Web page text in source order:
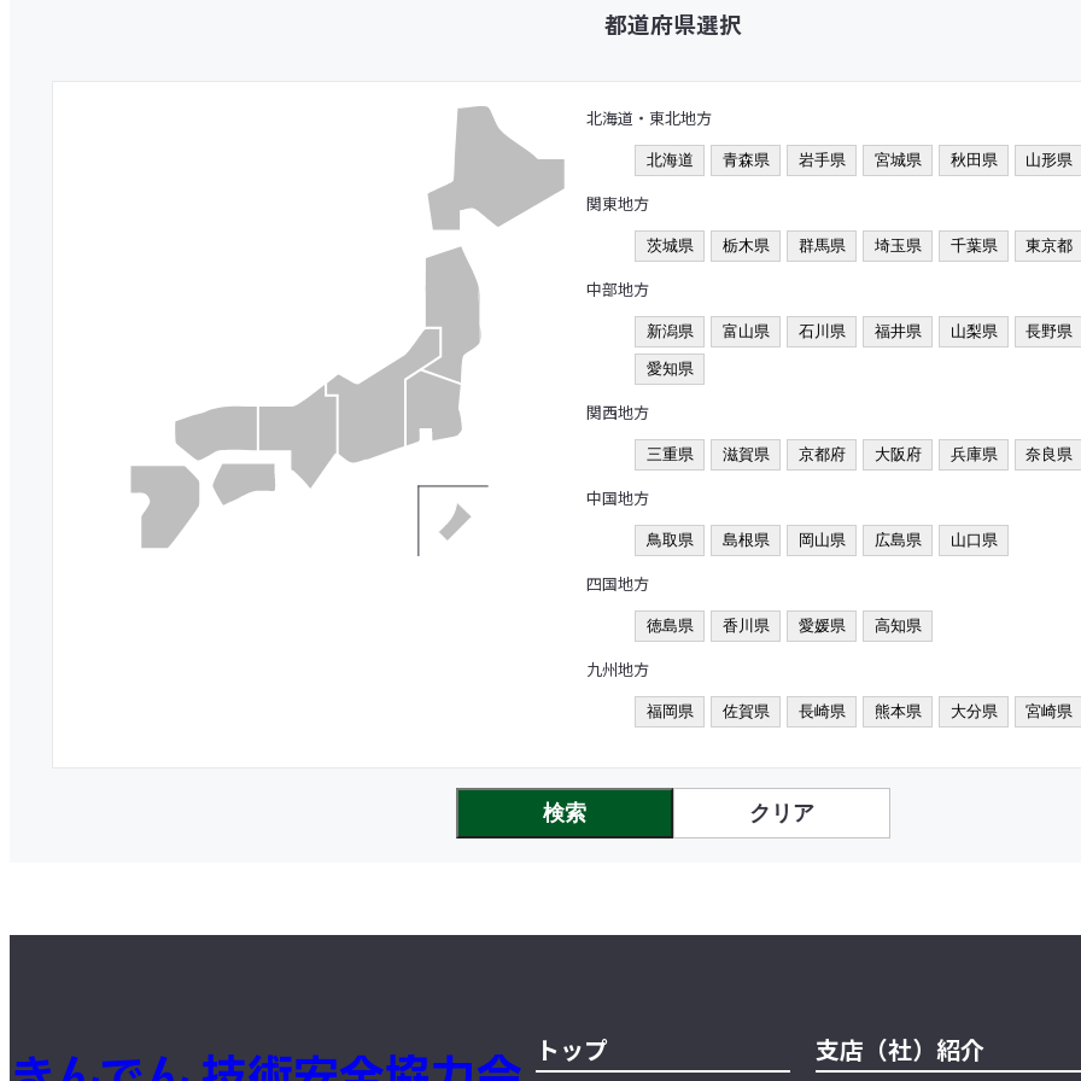
都道府県選択
北海道・東北地方
北海道 青森県 岩手県 宮城県 秋田県 山形県
関東地方
茨城県 栃木県 群馬県 埼玉県 千葉県 東京都
中部地方
新潟県 富山県 石川県 福井県 山梨県 長野県
愛知県
関西地方
三重県 滋賀県 京都府 大阪府 兵庫県 奈良県
中国地方
鳥取県 島根県 岡山県 広島県 山口県
四国地方
徳島県 香川県 愛媛県 高知県
九州地方
福岡県 佐賀県 長崎県 熊本県 大分県 宮崎県
検索 クリア
トップ 支店（社）紹介